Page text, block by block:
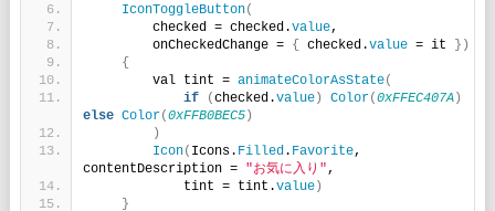
IconToggleButton(
        checked = checked.
value,
        onCheckedChange =
{ checked.value = it
})
{
        val tint =
animateColorAsState(
if
(checked.value) Color(0xFFEC407A)
else Color(0xFFB0BEC5)
)
Icon( Icons. Filled . Favorite,
contentDescription = "お気に入り" ,
            tint = tint.
value)
}